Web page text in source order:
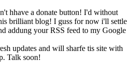
hhave a donate button! I'd without
brilliant blog! I guss for now i'll settle
addung your RSS feed to my Google
updates and will sharfe tis site with
Talk soon!